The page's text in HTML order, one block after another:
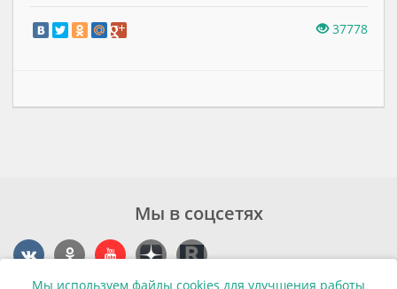
37778
Мы используем файлы cookies для улучшения работы
Мы в соцсетях